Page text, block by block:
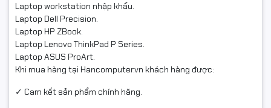
Laptop workstation nhập khẩu.
Laptop Dell Precision.
Laptop HP ZBook.
Laptop Lenovo ThinkPad P Series.
Laptop ASUS ProArt.
Khi mua hàng tại Hancomputer.vn khách hàng được:
✓ Cam kết sản phẩm chính hãng.